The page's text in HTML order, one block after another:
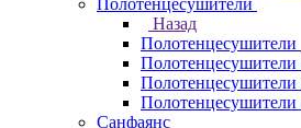
Полотенцесушители
Назад
Полотенцесушители
Полотенцесушители
Полотенцесушители
Санфаянс